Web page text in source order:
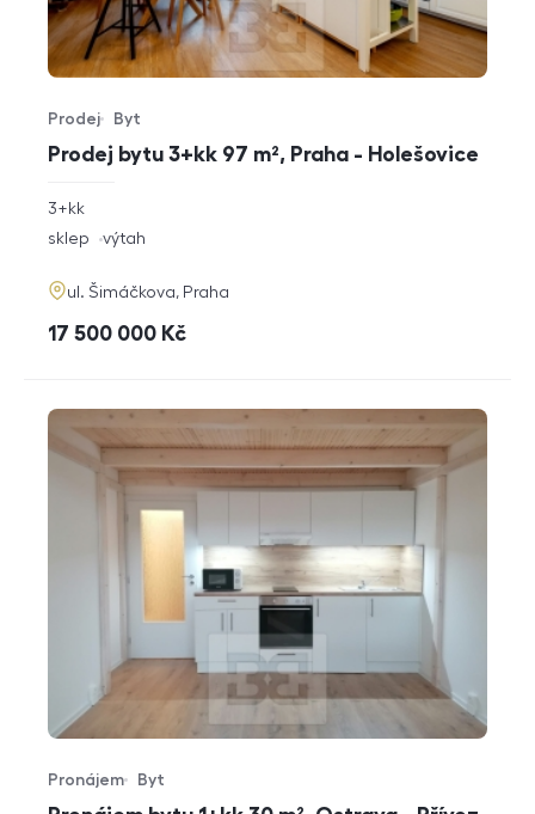
Prodej bytu 3+kk 97 m², Praha - Holešovice
Typ nabídky
Prodej
Typ nemovitosti
Byt
rozměry
dispozice
3+kk
funkce
sklep výtah
adresa
ul. Šimáčkova, Praha
cena
17 500 000 Kč
Typ nabídky
Pronájem
Typ nemovitosti
Byt